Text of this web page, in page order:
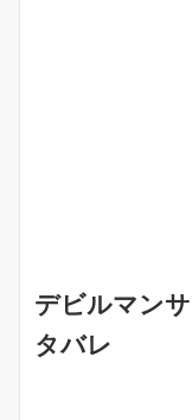
デビルマン
タバレ